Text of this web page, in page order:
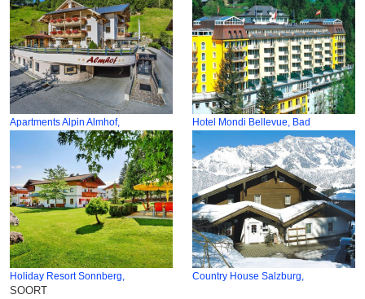
Apartments Alpin Almhof, Hotel Mondi Bellevue, Bad
Holiday Resort Sonnberg, Country House Salzburg,
SOORT